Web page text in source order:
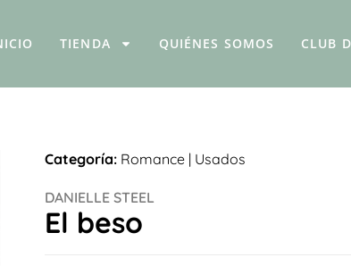
TIENDA QUIÉNES SOMOS CLUB
Categoría: Romance | Usados
DANIELLE STEEL
El beso